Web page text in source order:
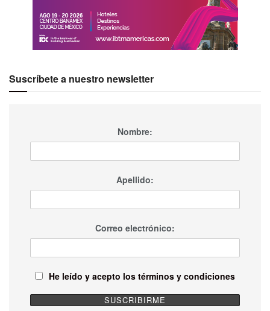
Suscríbete a nuestro newsletter
Nombre:
Apellido:
Correo electrónico:
He leído y acepto los términos y condiciones